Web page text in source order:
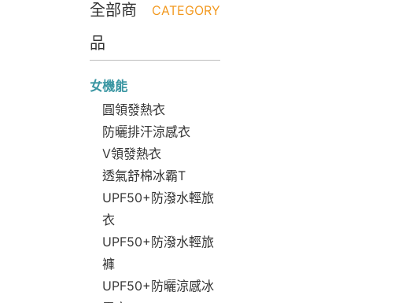
全部商
品
CATEGORY
女機能
圓領發熱衣
防曬排汗涼感衣
V領發熱衣
透氣舒棉冰霸T
UPF50+防潑水輕旅
衣
UPF50+防潑水輕旅
褲
UPF50+防曬涼感冰